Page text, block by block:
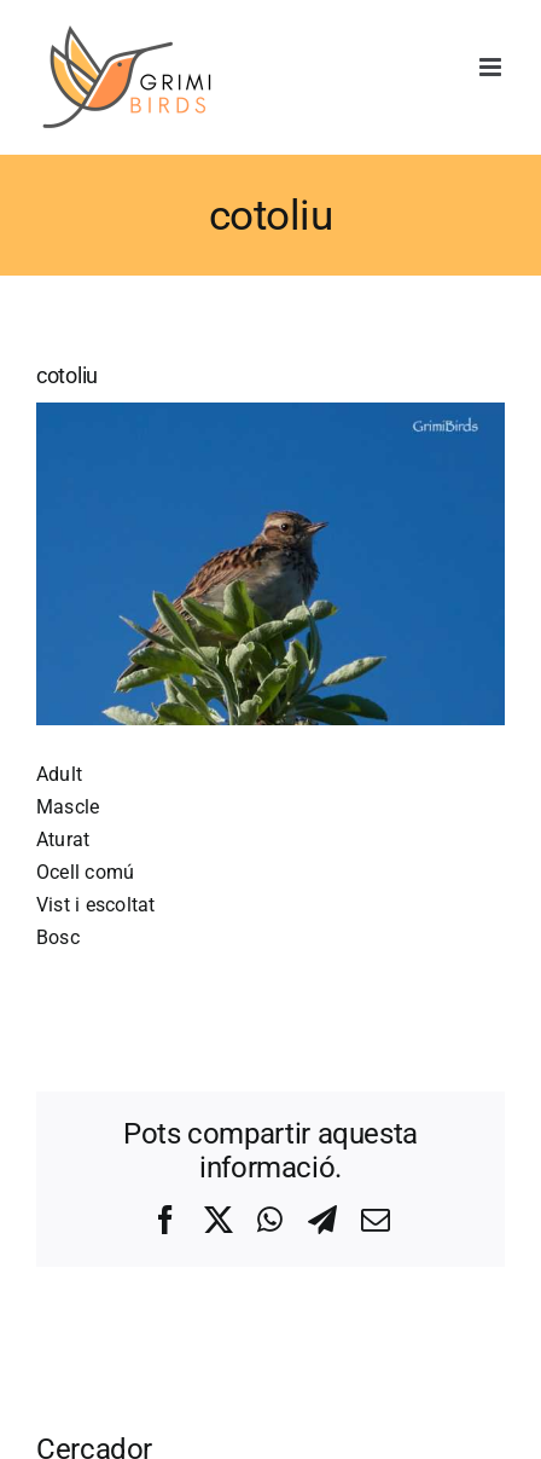
contenido
cotoliu
cotoliu
Adult
Mascle
Aturat
Ocell comú
Vist i escoltat
Bosc
Pots compartir aquesta
informació.
FacebookWhatsApp
Telegram
Correo
Cercador